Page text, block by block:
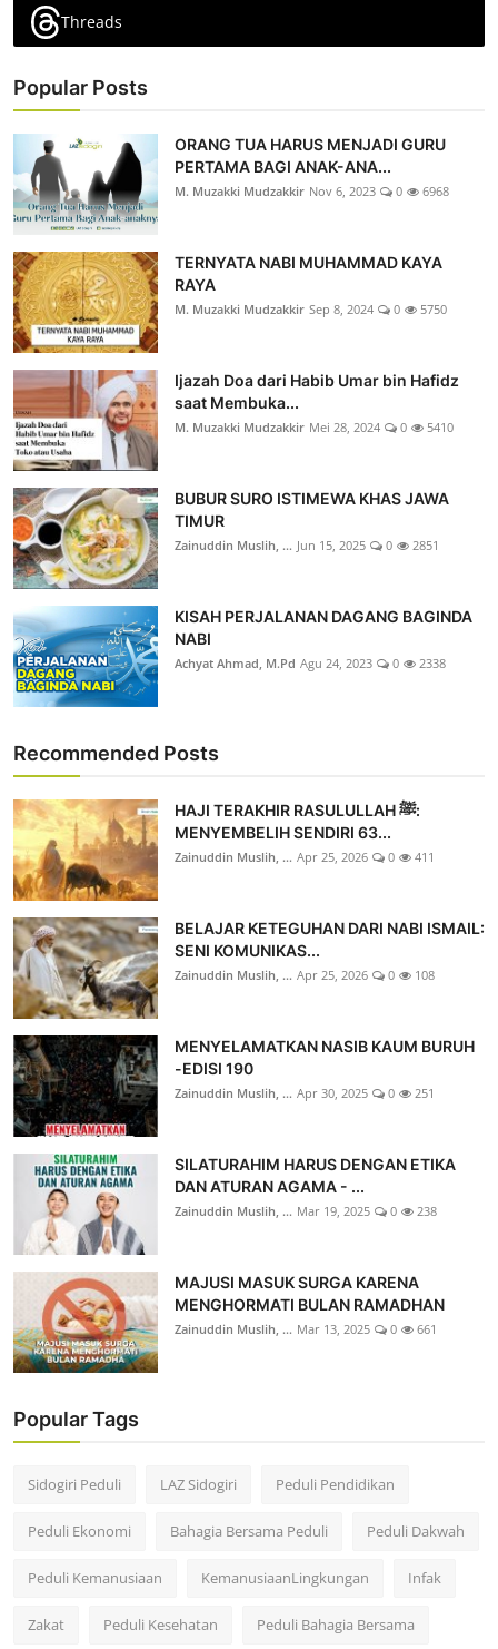
Threads
Popular Posts
ORANG TUA HARUS MENJADI GURU
PERTAMA BAGI ANAK-ANA...
M. Muzakki Mudzakkir Nov 6, 2023 0 6968
TERNYATA NABI MUHAMMAD KAYA
RAYA
M. Muzakki Mudzakkir Sep 8, 2024 0 5750
Ijazah Doa dari Habib Umar bin Hafidz
saat Membuka...
M. Muzakki Mudzakkir Mei 28, 2024 0 5410
BUBUR SURO ISTIMEWA KHAS JAWA
TIMUR
Zainuddin Muslih, ... Jun 15, 2025 0 2851
KISAH PERJALANAN DAGANG BAGINDA
NABI
Achyat Ahmad, M.Pd Agu 24, 2023 0 2338
Recommended Posts
HAJI TERAKHIR RASULULLAH ﷺ:
MENYEMBELIH SENDIRI 63...
Zainuddin Muslih, ... Apr 25, 2026 0 411
BELAJAR KETEGUHAN DARI NABI ISMAIL:
SENI KOMUNIKAS...
Zainuddin Muslih, ... Apr 25, 2026 0 108
MENYELAMATKAN NASIB KAUM BURUH
-EDISI 190
Zainuddin Muslih, ... Apr 30, 2025 0 251
SILATURAHIM HARUS DENGAN ETIKA
DAN ATURAN AGAMA - ...
Zainuddin Muslih, ... Mar 19, 2025 0 238
MAJUSI MASUK SURGA KARENA
MENGHORMATI BULAN RAMADHAN
Zainuddin Muslih, ... Mar 13, 2025 0 661
Popular Tags
Sidogiri Peduli LAZ Sidogiri Peduli Pendidikan
Peduli Ekonomi Bahagia Bersama Peduli Peduli Dakwah
Peduli Kemanusiaan KemanusiaanLingkungan Infak
Zakat Peduli Kesehatan Peduli Bahagia Bersama